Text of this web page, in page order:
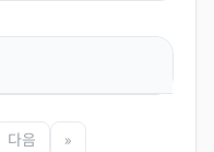
다음 »